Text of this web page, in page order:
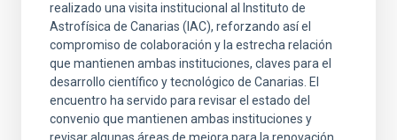
realizado una visita institucional al Instituto de
Astrofísica de Canarias (IAC), reforzando así el
compromiso de colaboración y la estrecha relación
que mantienen ambas instituciones, claves para el
desarrollo científico y tecnológico de Canarias. El
encuentro ha servido para revisar el estado del
convenio que mantienen ambas instituciones y